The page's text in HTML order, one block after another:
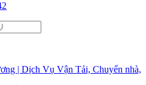
| Dịch Vụ Vận Tải, Chuyển nhà,